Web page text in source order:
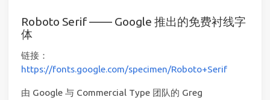
Roboto Serif —— Google 推出的免费衬线字
体
链接：
https://fonts.google.com/specimen/Roboto+Serif
由 Google 与 Commercial Type 团队的 Greg